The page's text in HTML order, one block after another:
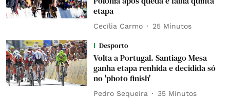
etapa
Cecília Carmo 25 Minutos
Desporto
Volta a Portugal. Santiago Mesa
ganha etapa renhida e decidida só
no 'photo finish'
Pedro Sequeira 35 Minutos